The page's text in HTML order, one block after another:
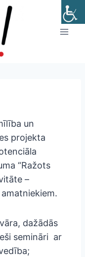
un
projekta
“Ražots
–
dažādās
semināri ar